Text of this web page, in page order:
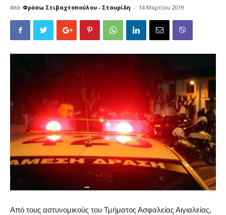
Από Φρόσω Στιβαχτοπούλου - Σταυρίδη - 14 Μαρτίου 2019
Από τους αστυνομικούς του Τμήματος Ασφαλείας Αιγιαλείας,